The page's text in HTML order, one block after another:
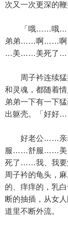
次又一次更深的鞭
「哦……哦
弟弟……啊……
…美……美死了
周子衿连续猛
和灵魂，都随着情
弟弟一下有一下
出躯壳。「好好
好老公……亲
服……舒服……美
死了……我、我
周子衿的龟头，
的、痒痒的，乳
断的抽插，从女人
道里不断外流。